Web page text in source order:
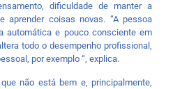
dificuldade de manter a
aprender coisas novas. “A pessoa
automática e pouco consciente em
todo o desempenho profissional,
por exemplo “, explica.
não está bem e, principalmente,